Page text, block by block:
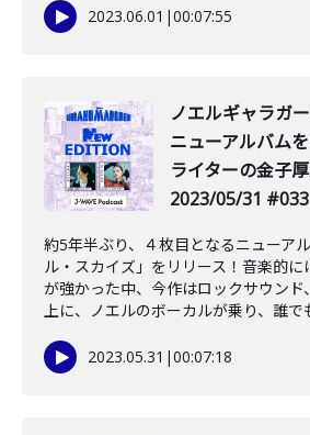
2023.06.01 |00:07:55
ノエルギャラガ
ニューアルバム
ライターの金子
2023/05/31 #033
約5年半ぶり、４枚目となるニューア
ル・スカイズ」をリリース！音楽的に
が強かった中、今作はロックサウンド
上に、ノエルのボーカルが乗り、誰で
2023.05.31 |00:07:18